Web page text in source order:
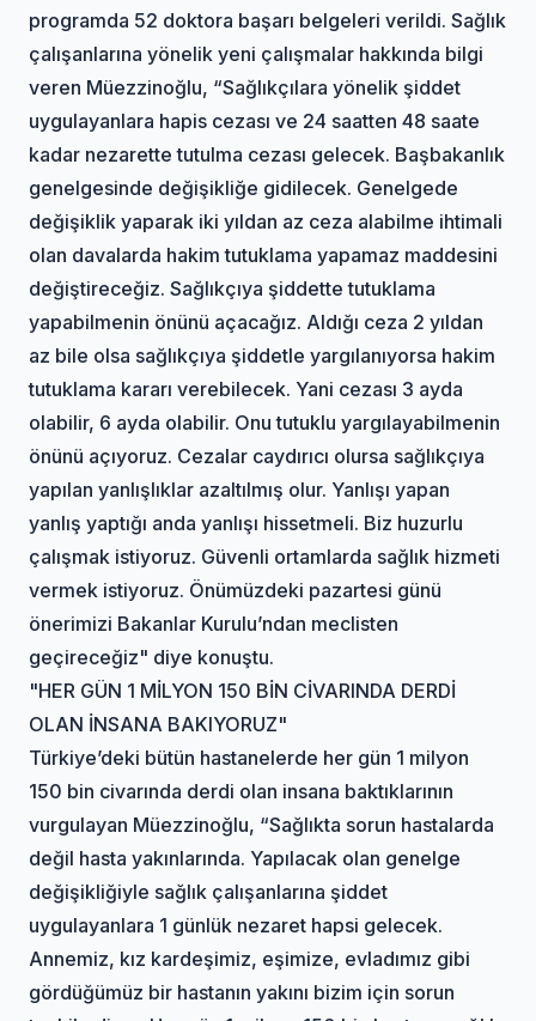
programda 52 doktora başarı belgeleri verildi. Sağlık
çalışanlarına yönelik yeni çalışmalar hakkında bilgi
veren Müezzinoğlu, “Sağlıkçılara yönelik şiddet
uygulayanlara hapis cezası ve 24 saatten 48 saate
kadar nezarette tutulma cezası gelecek. Başbakanlık
genelgesinde değişikliğe gidilecek. Genelgede
değişiklik yaparak iki yıldan az ceza alabilme ihtimali
olan davalarda hakim tutuklama yapamaz maddesini
değiştireceğiz. Sağlıkçıya şiddette tutuklama
yapabilmenin önünü açacağız. Aldığı ceza 2 yıldan
az bile olsa sağlıkçıya şiddetle yargılanıyorsa hakim
tutuklama kararı verebilecek. Yani cezası 3 ayda
olabilir, 6 ayda olabilir. Onu tutuklu yargılayabilmenin
önünü açıyoruz. Cezalar caydırıcı olursa sağlıkçıya
yapılan yanlışlıklar azaltılmış olur. Yanlışı yapan
yanlış yaptığı anda yanlışı hissetmeli. Biz huzurlu
çalışmak istiyoruz. Güvenli ortamlarda sağlık hizmeti
vermek istiyoruz. Önümüzdeki pazartesi günü
önerimizi Bakanlar Kurulu’ndan meclisten
geçireceğiz" diye konuştu.
"HER GÜN 1 MİLYON 150 BİN CİVARINDA DERDİ
OLAN İNSANA BAKIYORUZ"
Türkiye’deki bütün hastanelerde her gün 1 milyon
150 bin civarında derdi olan insana baktıklarının
vurgulayan Müezzinoğlu, “Sağlıkta sorun hastalarda
değil hasta yakınlarında. Yapılacak olan genelge
değişikliğiyle sağlık çalışanlarına şiddet
uygulayanlara 1 günlük nezaret hapsi gelecek.
Annemiz, kız kardeşimiz, eşimize, evladımız gibi
gördüğümüz bir hastanın yakını bizim için sorun